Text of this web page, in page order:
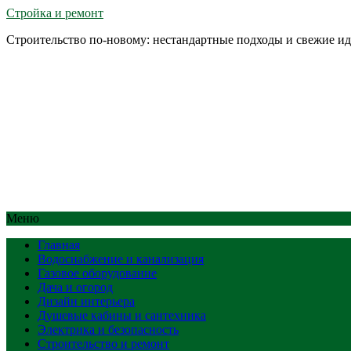
Стройка и ремонт
Строительство по-новому: нестандартные подходы и свежие
Меню
Главная
Водоснабжение и канализация
Газовое оборудование
Дача и огород
Дизайн интерьера
Душевые кабины и сантехника
Электрика и безопасность
Строительство и ремонт